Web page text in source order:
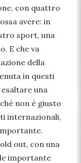
con quattro
avere: in
sport, una
E che va
della
in questi
una
non è giusto
internazionali,
out, con una
importante